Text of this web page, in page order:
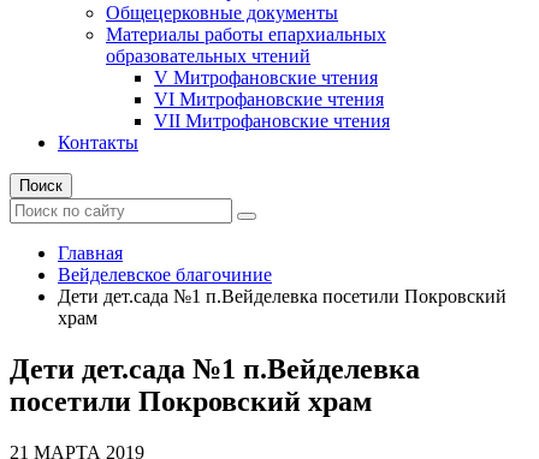
Общецерковные документы
Материалы работы епархиальных
образовательных чтений
V Митрофановские чтения
VI Митрофановские чтения
VII Митрофановские чтения
Контакты
Поиск
Главная
Вейделевское благочиние
Дети дет.сада №1 п.Вейделевка посетили Покровский
храм
Дети дет.сада №1 п.Вейделевка
посетили Покровский храм
21 МАРТА 2019